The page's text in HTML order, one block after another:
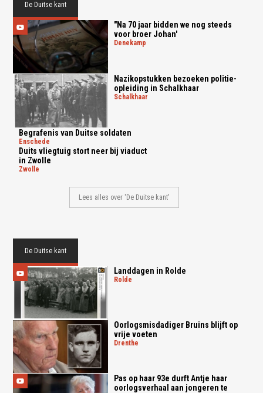
De Duitse kant
"Na 70 jaar bidden we nog steeds
voor broer Johan'
denekamp
Nazikopstukken bezoeken politie-
opleiding in Schalkhaar
schalkhaar
Begrafenis van Duitse soldaten
enschede
Duits vliegtuig stort neer bij viaduct
in Zwolle
zwolle
Lees alles over 'De Duitse kant'
De Duitse kant
Landdagen in Rolde
rolde
Oorlogsmisdadiger Bruins blijft op
vrije voeten
drenthe
Pas op haar 93e durft Antje haar
oorlogsverhaal aan jongeren te